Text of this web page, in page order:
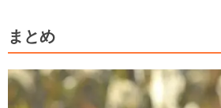
まとめ